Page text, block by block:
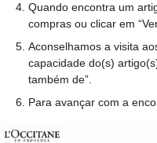
Quando encontra um
compras ou clicar em
Aconselhamos a visita
capacidade do(s)
também de”.
Para avançar com a